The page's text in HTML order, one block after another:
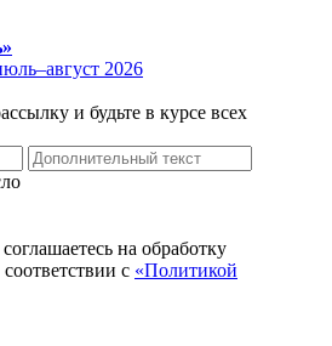
2026
и будьте в курсе всех
на обработку
с «Политикой